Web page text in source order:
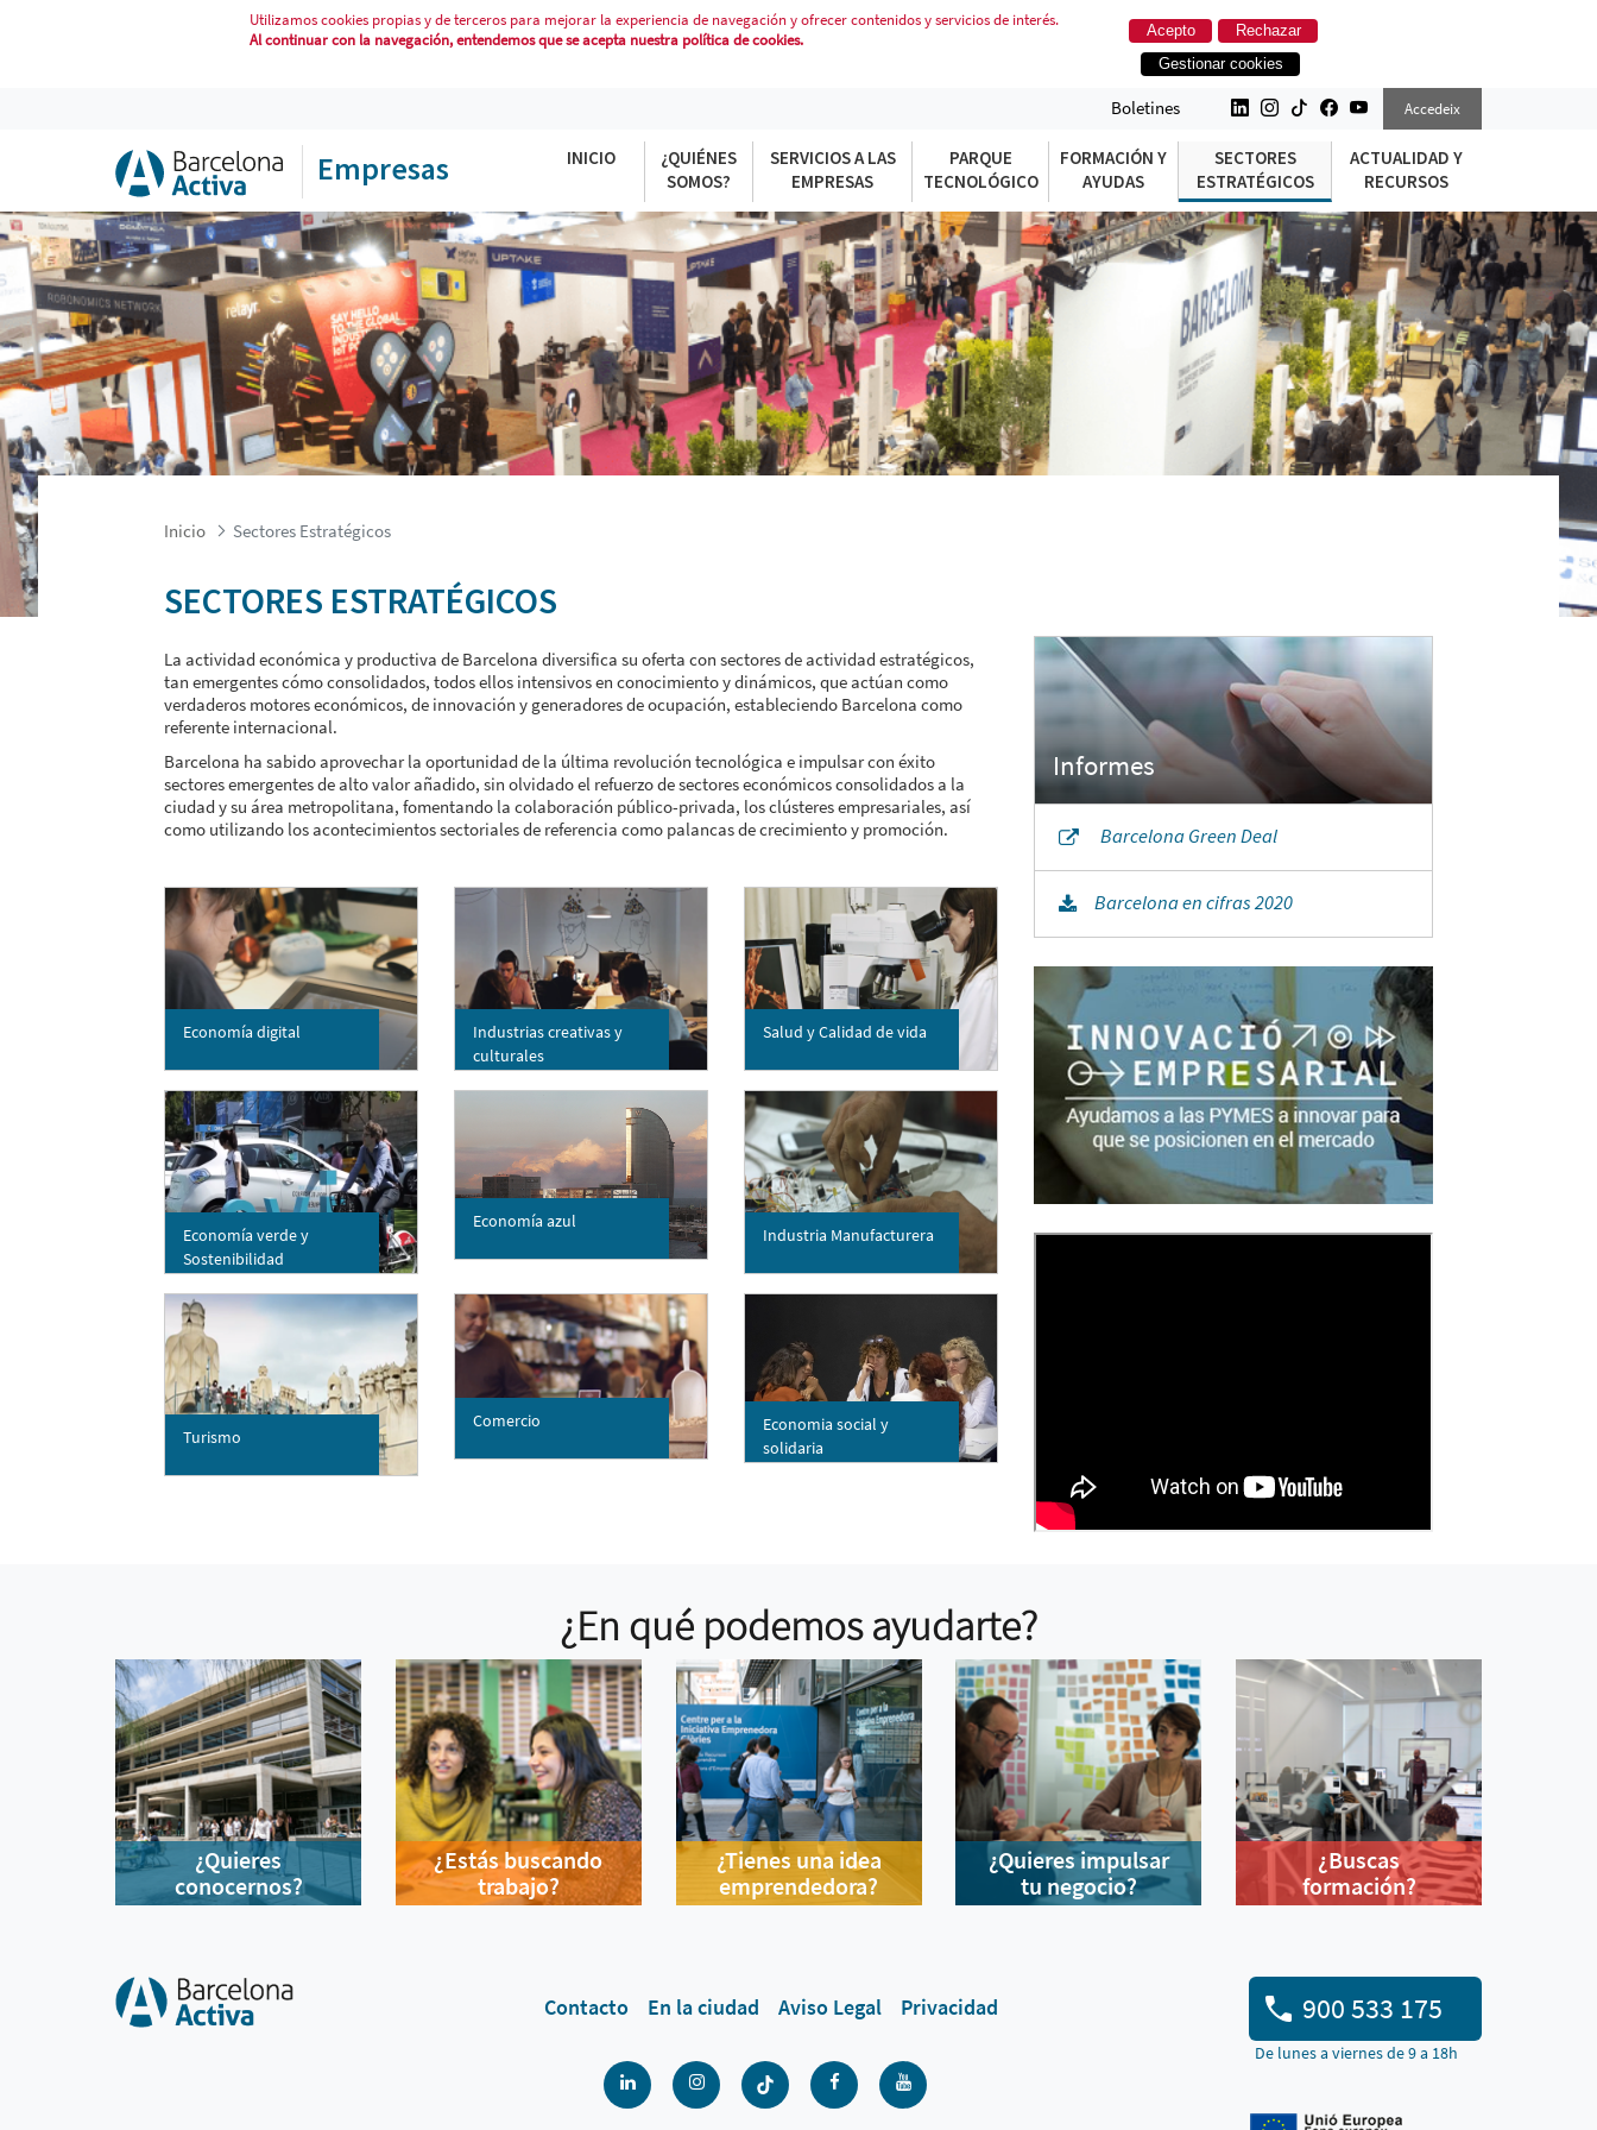
Utilizamos cookies propias y de terceros para mejorar la experiencia de navegación y ofrecer contenidos y servicios de interés.
Al continuar con la navegación, entendemos que se acepta nuestra política de cookies.
Acepto
Rechazar
Gestionar cookies
Boletines Accedeix
Empresas INICIO
¿QUIÉNES
SOMOS?
SERVICIOS A LAS
EMPRESAS
PARQUE
TECNOLÓGICO
FORMACIÓN Y
AYUDAS
SECTORES
ESTRATÉGICOS
ACTUALIDAD Y
RECURSOS
Inicio Sectores Estratégicos
SECTORES ESTRATÉGICOS
La actividad económica y productiva de Barcelona diversifica su oferta con sectores de actividad estratégicos,
tan emergentes cómo consolidados, todos ellos intensivos en conocimiento y dinámicos, que actúan como
verdaderos motores económicos, de innovación y generadores de ocupación, estableciendo Barcelona como
referente internacional.
Barcelona ha sabido aprovechar la oportunidad de la última revolución tecnológica e impulsar con éxito
sectores emergentes de alto valor añadido, sin olvidado el refuerzo de sectores económicos consolidados a la
ciudad y su área metropolitana, fomentando la colaboración público-privada, los clústeres empresariales, así
como utilizando los acontecimientos sectoriales de referencia como palancas de crecimiento y promoción.
Economía digital
Industrias creativas y
culturales
Salud y Calidad de vida
Economía verde y
Sostenibilidad
Economía azul
Industria Manufacturera
Turismo
Comercio
Economia social y
solidaria
Barcelona Green Deal
Barcelona en cifras 2020
¿En qué podemos ayudarte?
¿Quieres
conocernos?
¿Estás buscando
trabajo?
¿Tienes una idea
emprendedora?
¿Quieres impulsar
tu negocio?
¿Buscas
formación?
Contacto En la ciudad Aviso Legal Privacidad 900 533 175
De lunes a viernes de 9 a 18h